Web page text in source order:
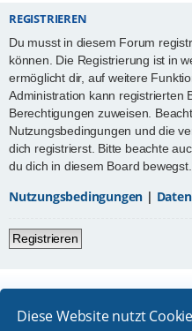
Diese Website nutzt
REGISTRIEREN
Du musst in diesem Forum
können. Die Registrierung ist in
ermöglicht dir, auf weitere
Administration kann registrierten
Berechtigungen zuweisen.
Nutzungsbedingungen und die
dich registrierst. Bitte beachte
du dich in diesem Board bewegst.
Nutzungsbedingungen |
Registrieren